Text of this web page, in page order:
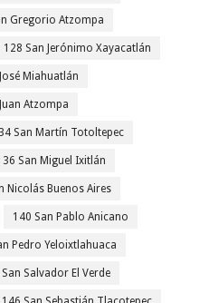
Gregorio Atzompa
128 San Jerónimo Xayacatlán
Miahuatlán
Atzompa
San Martín Totoltepec
San Miguel Ixitlán
Nicolás Buenos Aires
140 San Pablo Anicano
Pedro Yeloixtlahuaca
Salvador El Verde